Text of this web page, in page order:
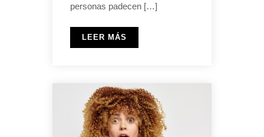
personas padecen […]
LEER MÁS